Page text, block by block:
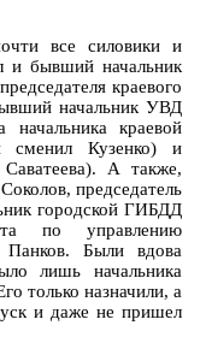
все силовики и
бывший начальник
краевого
начальник УВД
краевой
сменил Кузенко) и
А также,
председатель
городской ГИБДД
по управлению
Были вдова
лишь начальника
только назначили, а
и даже не пришел